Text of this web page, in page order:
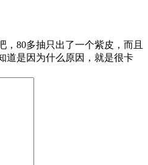
，80多抽只出了一个紫皮，而且
道是因为什么原因，就是很卡